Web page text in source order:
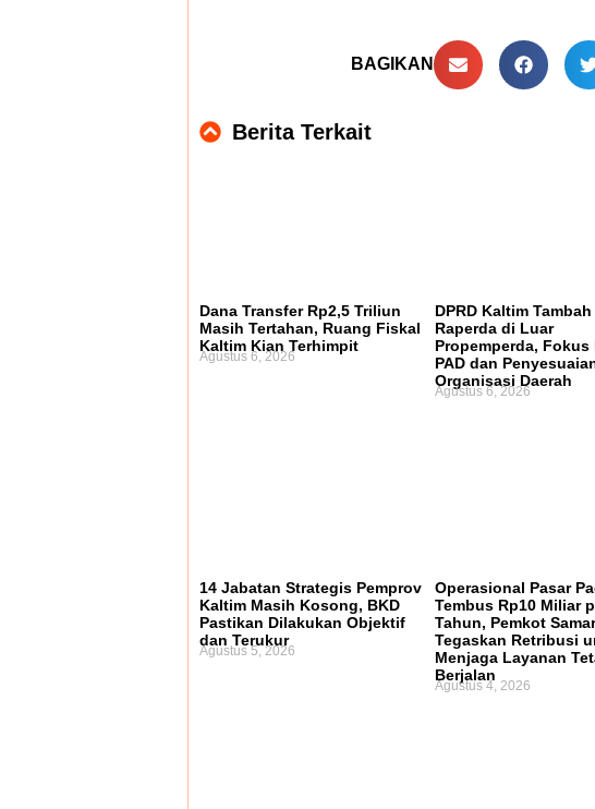
BAGIKAN
Berita Terkait
Dana Transfer Rp2,5 Triliun
Masih Tertahan, Ruang Fiskal
Kaltim Kian Terhimpit
Agustus 6, 2026
DPRD Kaltim
Raperda di Luar
Propemperda, Fokus
PAD dan
Organisasi Daerah
Agustus 6, 2026
14 Jabatan Strategis Pemprov
Kaltim Masih Kosong, BKD
Pastikan Dilakukan Objektif
dan Terukur
Agustus 5, 2026
Operasional Pasar
Tembus Rp10 Miliar
Tahun, Pemkot
Tegaskan Retribusi
Menjaga Layanan
Berjalan
Agustus 4, 2026